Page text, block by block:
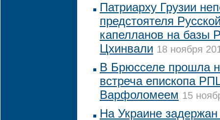
Патриарху Грузии
предстоятеля
капелланов на базы
Цхинвали 18 ноября
В Брюсселе прошла
встреча епископа
Варфоломеем 15
На Украине